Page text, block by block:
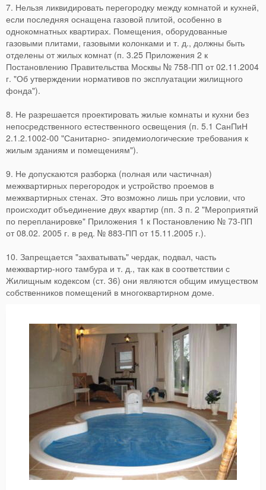
7. Нельзя ликвидировать перегородку между комнатой и кухней,
если последняя оснащена газовой плитой, особенно в
однокомнатных квартирах. Помещения, оборудованные
газовыми плитами, газовыми колонками и т. д., должны быть
отделены от жилых комнат (п. 3.25 Приложения 2 к
Постановлению Правительства Москвы № 758-ПП от 02.11.2004
г. "Об утверждении нормативов по эксплуатации жилищного
фонда").
8. Не разрешается проектировать жилые комнаты и кухни без
непосредственного естественного освещения (п. 5.1 СанПиН
2.1.2.1002-00 "Санитарно- эпидемиологические требования к
жилым зданиям и помещениям").
9. Не допускаются разборка (полная или частичная)
межквартирных перегородок и устройство проемов в
межквартирных стенах. Это возможно лишь при условии, что
происходит объединение двух квартир (пп. 3 п. 2 "Мероприятий
по перепланировке" Приложения 1 к Постановлению № 73-ПП
от 08.02. 2005 г. в ред. № 883-ПП от 15.11.2005 г.).
10. Запрещается "захватывать" чердак, подвал, часть
межквартир-ного тамбура и т. д., так как в соответствии с
Жилищным кодексом (ст. 36) они являются общим имуществом
собственников помещений в многоквартирном доме.